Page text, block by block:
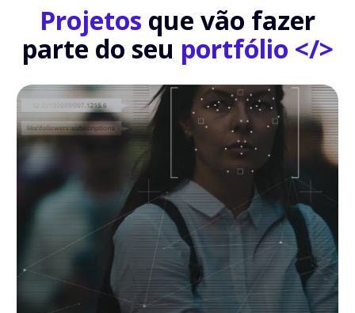
Projetos que vão fazer
parte do seu portfólio </>